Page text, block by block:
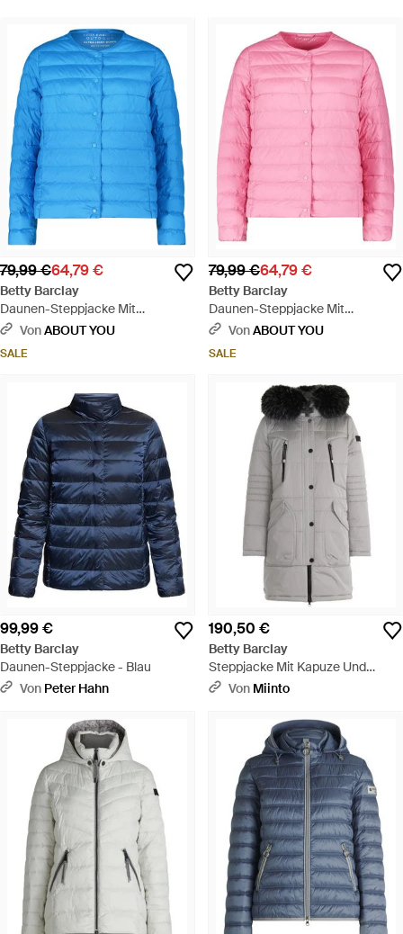
79,99 €64,79 €
Betty Barclay
Daunen-Steppjacke Mit
Rundhalsausschnitt - Blau
VonABOUT YOU
SALE
79,99 €64,79 €
Betty Barclay
Daunen-Steppjacke Mit
Rundhalsausschnitt - Pink
VonABOUT YOU
SALE
99,99 €
Betty Barclay
Daunen-Steppjacke - Blau
Von Peter Hahn
190,50 €
Betty Barclay
Steppjacke Mit Kapuze Und
Pelzbesatz - Grau
Von Miinto